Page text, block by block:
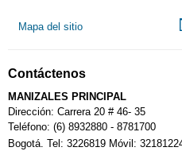
Mapa del sitio
Contáctenos
MANIZALES PRINCIPAL
Dirección: Carrera 20 # 46- 35
Teléfono: (6) 8932880 - 8781700
Bogotá. Tel: 3226819 Móvil: